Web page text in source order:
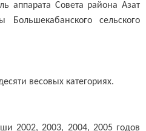
аппарата Совета района Азат
сельского
весовых категориях.
2002, 2003, 2004, 2005 годов